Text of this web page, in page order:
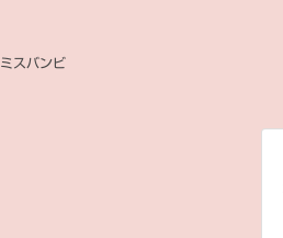
ミスバンビ